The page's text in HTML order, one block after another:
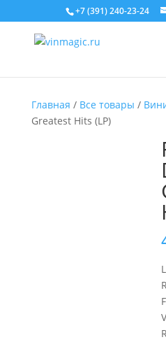
+7 (391) 240-23-24
Главная / Все товары /
Greatest Hits (LP)